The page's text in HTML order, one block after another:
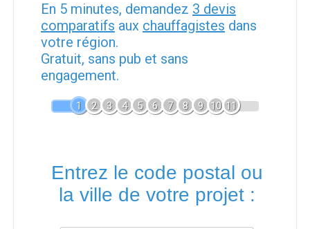
En 5 minutes, demandez 3 devis
comparatifs aux chauffagistes dans
votre région.
Gratuit, sans pub et sans
engagement.
1 2 3 4 5 6 7 8 9 10 11
Entrez le code postal ou
la ville de votre projet :